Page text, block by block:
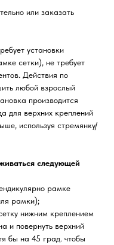
или заказать
установки
сетки), не требует
Действия по
любой взрослый
производится
для верхних креплений
используя стремянку/
следующей
рамке
рамки);
нижним креплением
и повернуть верхний
бы на 45 град. чтобы